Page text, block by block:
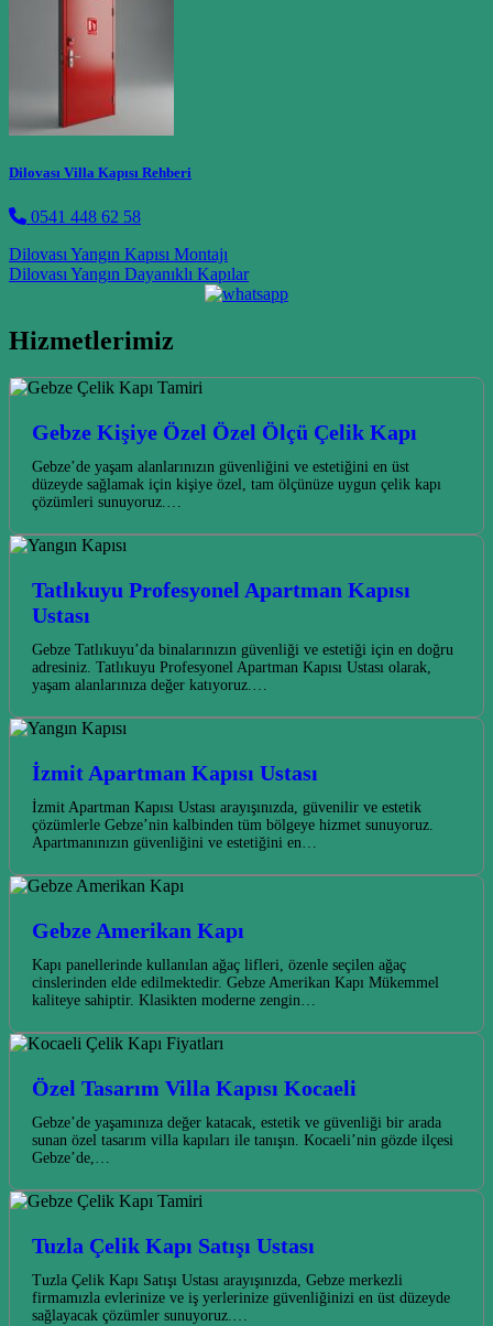
Dilovası Villa Kapısı Rehberi
0541 448 62 58
Post navigation
Dilovası Yangın Kapısı Montajı
Dilovası Yangın Dayanıklı Kapılar
Hizmetlerimiz
Gebze Kişiye Özel Özel Ölçü Çelik Kapı
Gebze’de yaşam alanlarınızın güvenliğini ve estetiğini en üst
düzeyde sağlamak için kişiye özel, tam ölçünüze uygun çelik kapı
çözümleri sunuyoruz.…
Tatlıkuyu Profesyonel Apartman Kapısı
Ustası
Gebze Tatlıkuyu’da binalarınızın güvenliği ve estetiği için en doğru
adresiniz. Tatlıkuyu Profesyonel Apartman Kapısı Ustası olarak,
yaşam alanlarınıza değer katıyoruz.…
İzmit Apartman Kapısı Ustası
İzmit Apartman Kapısı Ustası arayışınızda, güvenilir ve estetik
çözümlerle Gebze’nin kalbinden tüm bölgeye hizmet sunuyoruz.
Apartmanınızın güvenliğini ve estetiğini en…
Gebze Amerikan Kapı
Kapı panellerinde kullanılan ağaç lifleri, özenle seçilen ağaç
cinslerinden elde edilmektedir. Gebze Amerikan Kapı Mükemmel
kaliteye sahiptir. Klasikten moderne zengin…
Özel Tasarım Villa Kapısı Kocaeli
Gebze’de yaşamınıza değer katacak, estetik ve güvenliği bir arada
sunan özel tasarım villa kapıları ile tanışın. Kocaeli’nin gözde ilçesi
Gebze’de,…
Tuzla Çelik Kapı Satışı Ustası
Tuzla Çelik Kapı Satışı Ustası arayışınızda, Gebze merkezli
firmamızla evlerinize ve iş yerlerinize güvenliğinizi en üst düzeyde
sağlayacak çözümler sunuyoruz.…